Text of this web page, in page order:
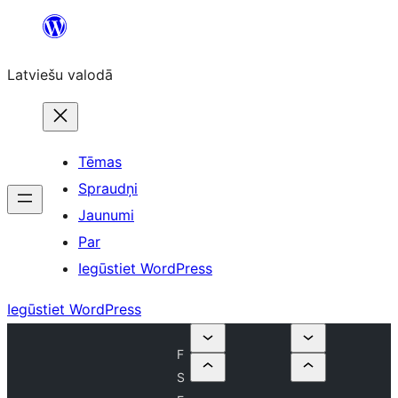
Pāriet
saturu
Latviešu valodā
Tēmas
Spraudņi
Jaunumi
Par
Iegūstiet WordPress
Iegūstiet WordPress
F
S